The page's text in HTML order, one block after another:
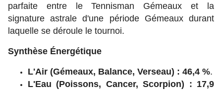
parfaite entre le Tennisman Gémeaux et la
signature astrale d'une période Gémeaux durant
laquelle se déroule le tournoi.
Synthèse Énergétique
L'Air (Gémeaux, Balance, Verseau) : 46,4 %.
L'Eau (Poissons, Cancer, Scorpion) : 17,9